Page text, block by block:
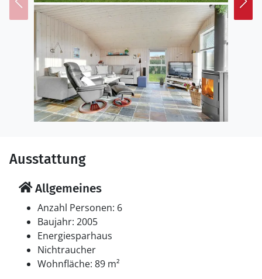
Sandburgen bauen, sich in der Sonne bräunen und
baden gehen können.
Ihre Familie und Sie werden dieses Domizil genießen,
denn hier finden Sie moderne Ausstattung mit
Fußheizung im Badezimmer und hoher Decke im
Wohnzimmer.
Ausstattung
Allgemeines
Anzahl Personen: 6
Baujahr: 2005
Energiesparhaus
Nichtraucher
Wohnfläche: 89 m²